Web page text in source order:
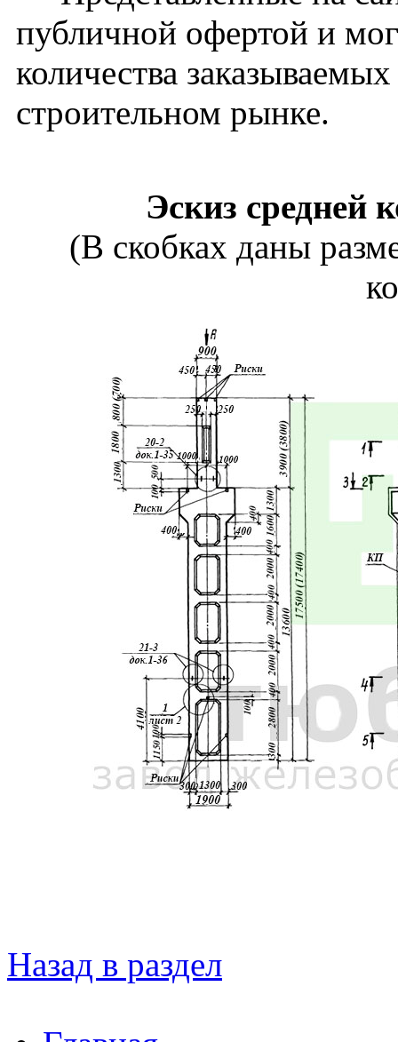
публичной офертой и
количества
строительном рынке.
Эскиз средней
(В скобках даны
Назад в раздел